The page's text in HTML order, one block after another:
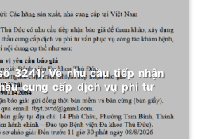
3241: Về nhu cầu tiếp nhận
cung cấp dịch vụ phi tư